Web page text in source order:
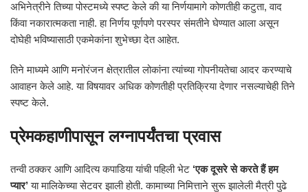
अभिनेत्रीने तिच्या पोस्टमध्ये स्पष्ट केले की या निर्णयामागे कोणतीही कटुता, वाद
किंवा नकारात्मकता नाही. हा निर्णय पूर्णपणे परस्पर संमतीने घेण्यात आला असून
दोघेही भविष्यासाठी एकमेकांना शुभेच्छा देत आहेत.
तिने माध्यमे आणि मनोरंजन क्षेत्रातील लोकांना त्यांच्या गोपनीयतेचा आदर करण्याचे
आवाहन केले आहे. या विषयावर अधिक कोणतीही प्रतिक्रिया देणार नसल्याचेही तिने
स्पष्ट केले.
प्रेमकहाणीपासून लग्नापर्यंतचा प्रवास
तन्वी ठक्कर आणि आदित्य कपाडिया यांची पहिली भेट ‘एक दूसरे से करते हैं हम
प्यार’या मालिकेच्या सेटवर झाली होती. कामाच्या निमित्ताने सुरू झालेली मैत्री पुढे